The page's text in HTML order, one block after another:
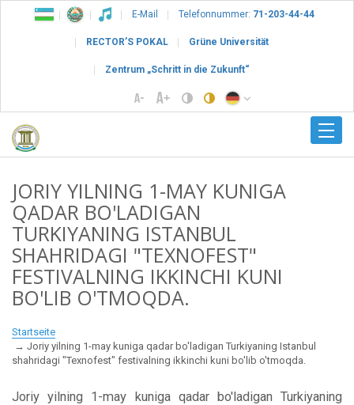
E-Mail Telefonnummer: 71-203-44-44
RECTOR’S POKAL Grüne Universität
Zentrum „Schritt in die Zukunft“
JORIY YILNING 1-MAY KUNIGA
QАDАR BO'LADIGAN
TURKIYANING ISTANBUL
SHAHRIDAGI "TEXNOFEST"
FESTIVALNING IKKINCHI KUNI
BO'LIB O'TMOQDA.
Startseite
Joriy yilning 1-may kuniga qаdаr bo'ladigan Turkiyaning Istanbul
shahridagi "Texnofest" festivalning ikkinchi kuni bo'lib o'tmoqda.
Joriy yilning 1-may kuniga qаdаr bo'ladigan Turkiyaning